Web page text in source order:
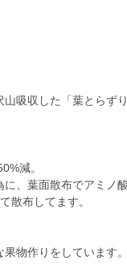
吸収した「葉とらず
減。
、葉面散布でアミノ
散布してます。
物作りをしています。